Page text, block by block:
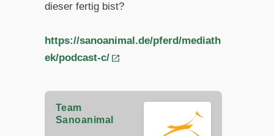
dieser fertig bist?
https://sanoanimal.de/pferd/mediath
ek/podcast-c/
Team
Sanoanimal